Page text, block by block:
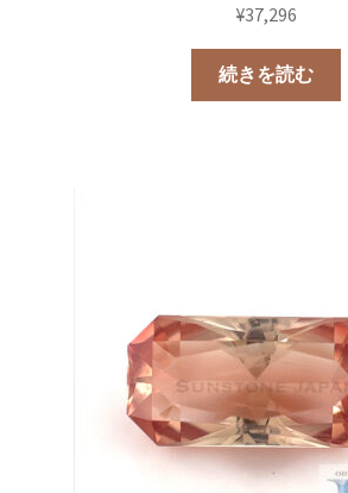
¥37,296
続きを読む